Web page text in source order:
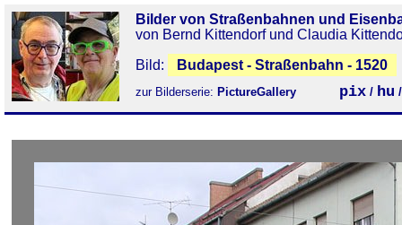
Bilder von Straßenbahnen und
von Bernd Kittendorf und Claudia
Bild:
Budapest - Straßenbahn - 1520
zur Bilderserie: PictureGallery pix / hu